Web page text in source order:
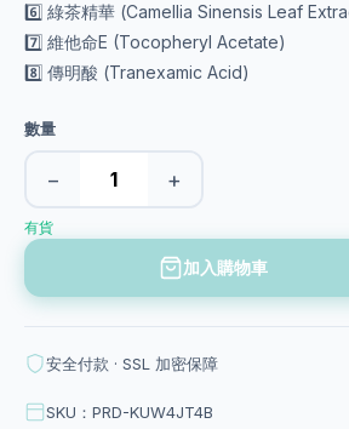
6️⃣ 綠茶精華 (Camellia Sinensis Leaf
7️⃣ 維他命E (Tocopheryl Acetate)
8️⃣ 傳明酸 (Tranexamic Acid)
數量
− +
有貨
加入購物車
安全付款 · SSL 加密保障
SKU：PRD-KUW4JT4B